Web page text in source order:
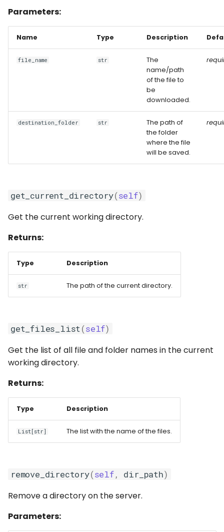
Parameters:
Name Type Description
file_name str
The
name/path
of the file to
be
downloaded.
destination_folder str
The path of
the folder
where the file
will be saved.
get_current_directory(self)
Get the current working directory.
Returns:
Type Description
str The path of the current directory.
get_files_list(self)
Get the list of all file and folder names in the current
working directory.
Returns:
Type Description
List[str] The list with the name of the files.
remove_directory(self, dir_path)
Remove a directory on the server.
Parameters: